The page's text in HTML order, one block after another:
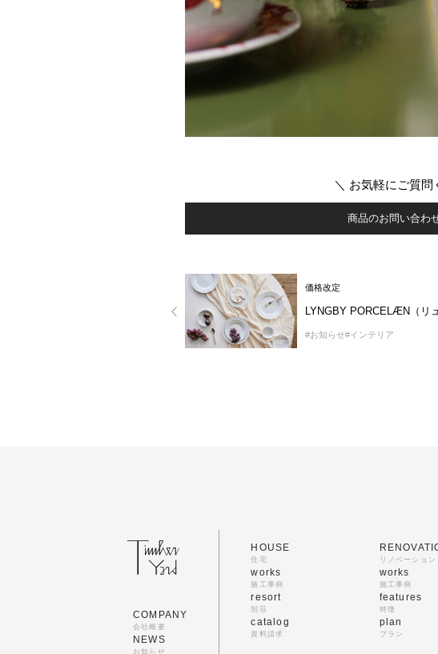
＼ お気軽にご質問
商品のお問い合わ
価格改定
#お知らせ#インテリア
COMPANY
会社概要
NEWS
お知らせ
HOUSE
住宅
works
施工事例
resort
別荘
catalog
資料請求
リノベーション
works
施工事例
features
特徴
plan
プラン